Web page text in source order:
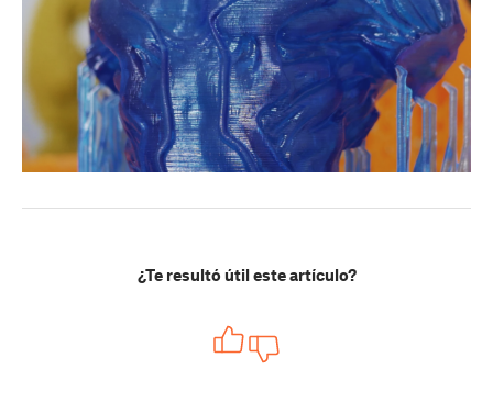
¿Te resultó útil este artículo?